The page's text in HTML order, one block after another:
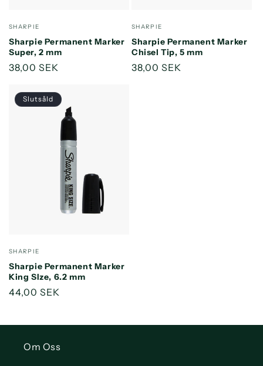
Säljare:
SHARPIE
Sharpie Permanent Marker
Super, 2 mm
Ordinarie
38,00 SEK
Säljare:
SHARPIE
Sharpie Permanent Marker
Chisel Tip, 5 mm
Ordinarie
38,00 SEK
Slutsåld
Säljare:
SHARPIE
Sharpie Permanent Marker
King SIze, 6.2 mm
Ordinarie
44,00 SEK
Om Oss